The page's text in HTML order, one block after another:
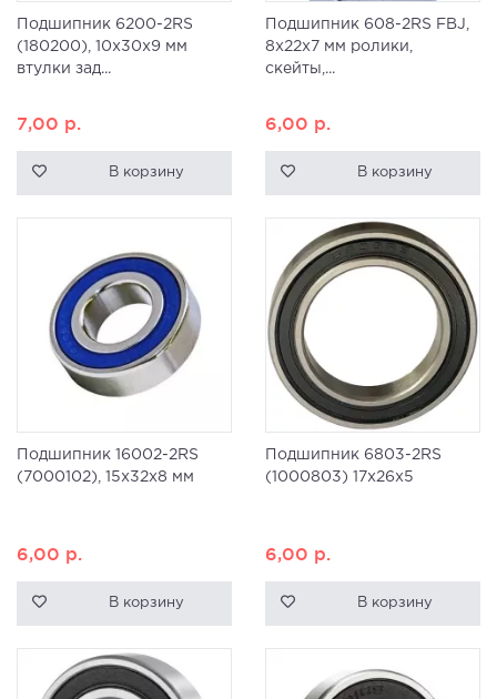
Подшипник 6200-2RS
(180200), 10x30x9 мм
втулки зад...
7,00 р.
В корзину
Подшипник 608-2RS FBJ,
8x22x7 мм ролики,
скейты,...
6,00 р.
В корзину
Подшипник 16002-2RS
(7000102), 15x32x8 мм
6,00 р.
В корзину
Подшипник 6803-2RS
(1000803) 17x26x5
6,00 р.
В корзину